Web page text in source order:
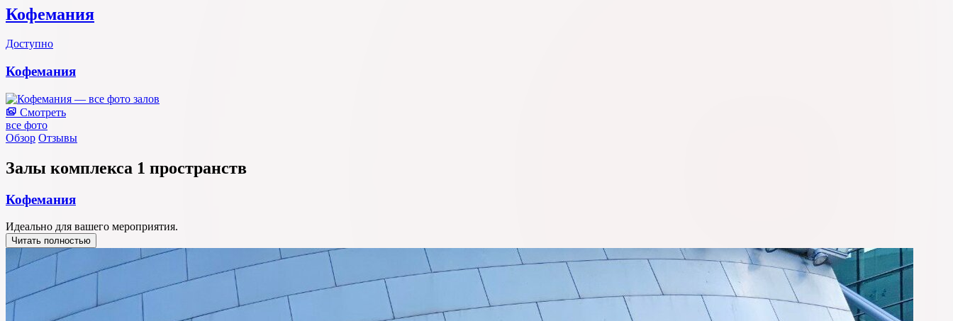
Кофемания
Доступно
Кофемания
Смотреть
все фото
Обзор Отзывы
Залы комплекса 1 пространств
Кофемания
Идеально для вашего мероприятия.
Читать полностью